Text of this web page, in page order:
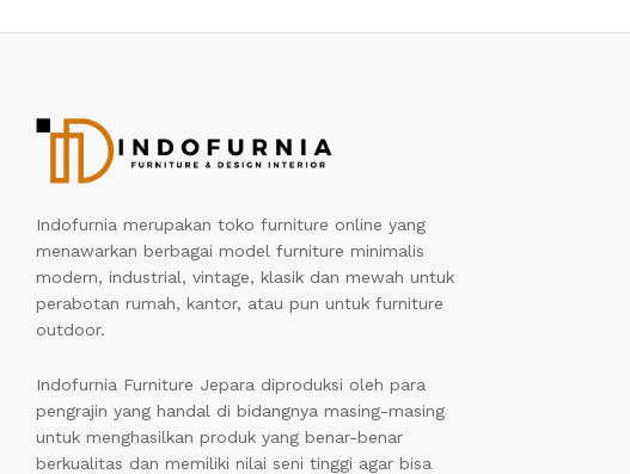
Indofurnia merupakan toko furniture online yang
menawarkan berbagai model furniture minimalis
modern, industrial, vintage, klasik dan mewah untuk
perabotan rumah, kantor, atau pun untuk furniture
outdoor.
Indofurnia Furniture Jepara diproduksi oleh para
pengrajin yang handal di bidangnya masing-masing
untuk menghasilkan produk yang benar-benar
berkualitas dan memiliki nilai seni tinggi agar bisa